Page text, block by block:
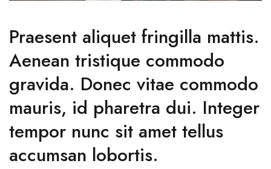
Praesent aliquet fringilla mattis.
Aenean tristique commodo
gravida. Donec vitae commodo
mauris, id pharetra dui. Integer
tempor nunc sit amet tellus
accumsan lobortis.